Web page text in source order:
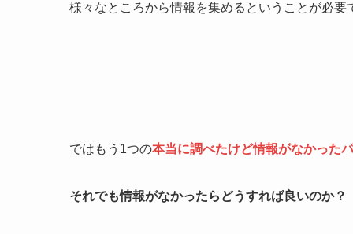
様々なところから情報を集めるということが必要
ではもう1つの本当に調べたけど情報がなかった
それでも情報がなかったらどうすれば良いのか？